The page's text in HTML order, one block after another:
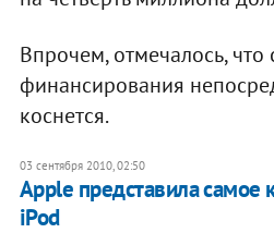
Впрочем, отмечалось,
финансирования
коснется.
03 сентября 2010, 02:50
Apple представила самое
iPod